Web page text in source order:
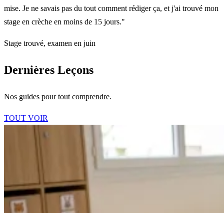
mise. Je ne savais pas du tout comment rédiger ça, et j'ai trouvé mon
stage en crèche en moins de 15 jours."
Stage trouvé, examen en juin
Dernières Leçons
Nos guides pour tout comprendre.
TOUT VOIR